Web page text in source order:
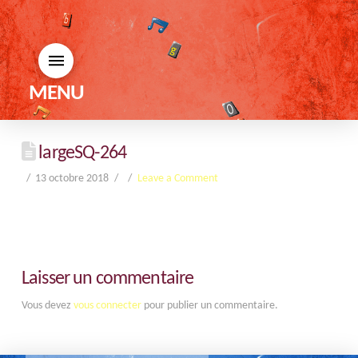
MENU
largeSQ-264
13 octobre 2018 Leave a Comment
Laisser un commentaire
Vous devez vous connecterpour publier un commentaire.